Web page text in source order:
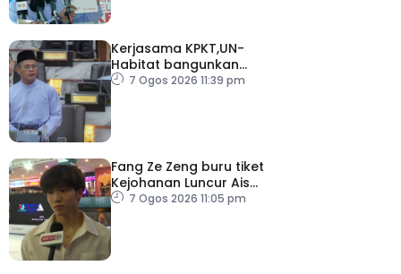
Kerjasama KPKT,UN-
Habitat bangunkan
inisiatif My Public Space
7 Ogos 2026 11:39 pm
Fang Ze Zeng buru tiket
Kejohanan Luncur Ais
Dunia 2027
7 Ogos 2026 11:05 pm